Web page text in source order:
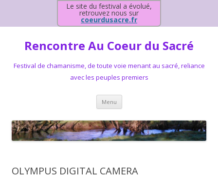
Le site du festival a évolué,
retrouvez nous sur
coeurdusacre.fr
Rencontre Au Coeur du Sacré
Festival de chamanisme, de toute voie menant au sacré, reliance
avec les peuples premiers
Menu Aller au contenu principal
OLYMPUS DIGITAL CAMERA